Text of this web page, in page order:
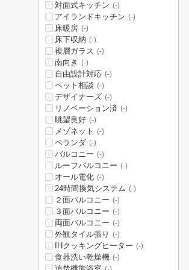
対面式キッチン (-)
アイランドキッチン (-)
床暖房 (-)
床下収納 (-)
複層ガラス (-)
南向き (-)
自由設計対応 (-)
ペット相談 (-)
デザイナーズ (-)
リノベーション済 (-)
眺望良好 (-)
メゾネット (-)
ベランダ (-)
バルコニー (-)
ルーフバルコニー (-)
オール電化 (-)
24時間換気システム (-)
２面バルコニー (-)
３面バルコニー (-)
両面バルコニー (-)
外観タイル張り (-)
IHクッキングヒーター (-)
食器洗い乾燥機 (-)